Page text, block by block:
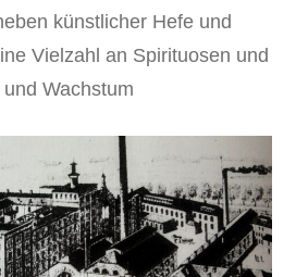
künstlicher Hefe und
Vielzahl an Spirituosen und
Wachstum